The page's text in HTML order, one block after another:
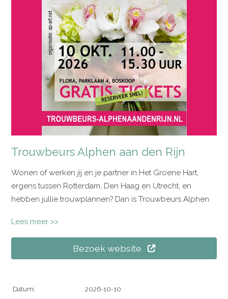
Trouwbeurs Alphen aan den Rijn
Wonen of werken jij en je partner in Het Groene Hart,
ergens tussen Rotterdam, Den Haag en Utrecht, en
hebben jullie trouwplannen? Dan is Trouwbeurs Alphen
voor jullie grote dag. Tijdens deze trouwbeurs
ontmoeten jullie verschillende trouwspecialisten uit de
regio en ontdekken jullie wat er allemaal mogelijk is voor
Of jullie nu net verloofd zijn en nog helemaal aan het
Lees meer >>
Bezoek website
Datum:
2026-10-10